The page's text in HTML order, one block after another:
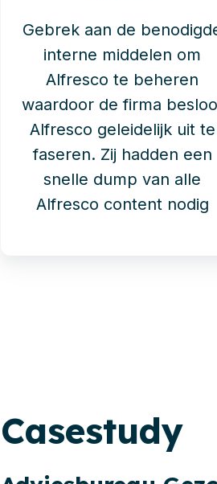
Gebrek aan de
interne middelen om
Alfresco te beheren
waardoor de firma
Alfresco geleidelijk uit te
faseren. Zij hadden een
snelle dump van alle
Alfresco content nodig
Casestudy